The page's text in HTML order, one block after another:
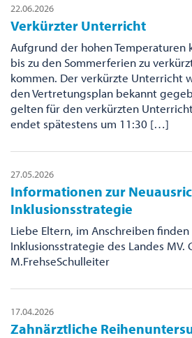
22.06.2026
Verkürzter Unterricht
Aufgrund der hohen Temperaturen
bis zu den Sommerferien zu
kommen. Der verkürzte Unterricht
den Vertretungsplan bekannt
gelten für den verkürzten
endet spätestens um 11:30 […]
27.05.2026
Informationen zur
Inklusionsstrategie
Liebe Eltern, im Anschreiben
Inklusionsstrategie des Landes MV.
M.FrehseSchulleiter
17.04.2026
Zahnärztliche